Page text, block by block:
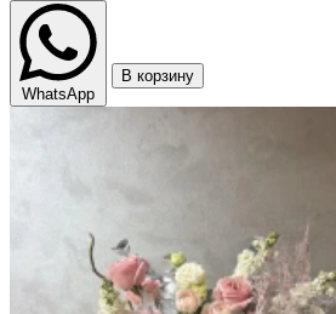
WhatsApp
В корзину